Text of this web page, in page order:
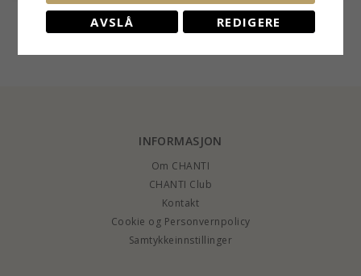
10 mm Støvring
Design creol i 8 karat
2748,-
13 mm diamant creol
i 14 karat gull med
diamant
10 mm Støvring
Design creol i 14
karat gull
CHANTI-pris
INFORMASJON
Om CHANTI
CHANTI Club
Kontakt
Cookie og Personvernpolicy
Samtykkeinnstillinger
AVSLÅ REDIGERE